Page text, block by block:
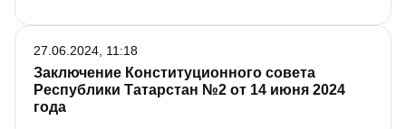
Заключение Конституционного совета
Республики Татарстан №2 от 14 июня 2024
года
27.06.2024, 11:18